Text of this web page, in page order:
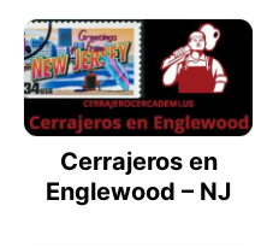
Cerrajeros en
Englewood – NJ